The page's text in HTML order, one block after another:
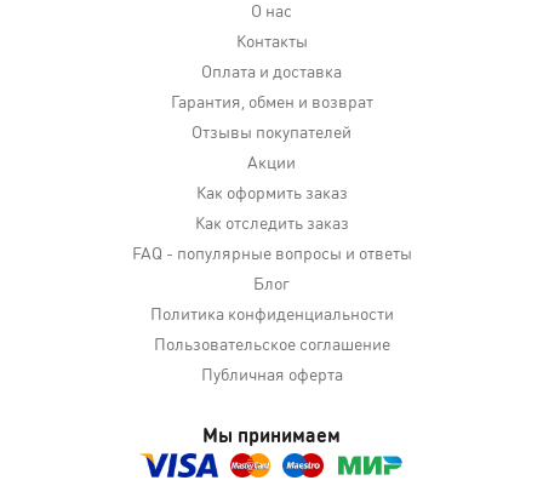
О нас
Контакты
Оплата и доставка
Гарантия, обмен и возврат
Отзывы покупателей
Акции
Как оформить заказ
Как отследить заказ
FAQ - популярные вопросы и ответы
Блог
Политика конфиденциальности
Пользовательское соглашение
Публичная оферта
Мы принимаем